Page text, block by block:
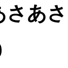
さあ